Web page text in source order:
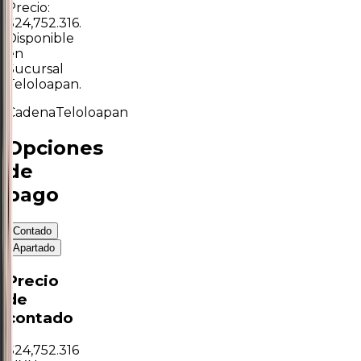
Precio:
$24,752.316.
Disponible
en
Sucursal
Teloloapan.
CadenaTeloloapan
Opciones
de
pago
Contado
Apartado
Precio
de
contado
$24,752.316